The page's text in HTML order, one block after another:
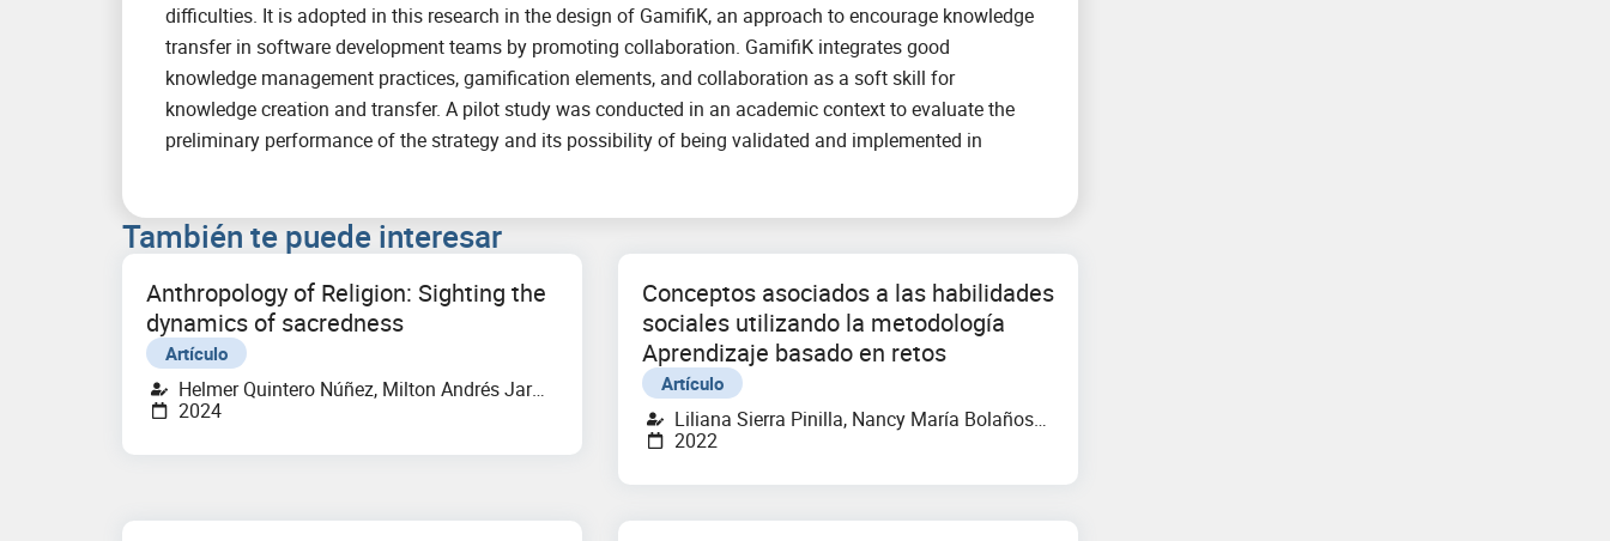
difficulties. It is adopted in this research in the design of GamifiK, an approach to encourage knowledge
transfer in software development teams by promoting collaboration. GamifiK integrates good
knowledge management practices, gamification elements, and collaboration as a soft skill for
knowledge creation and transfer. A pilot study was conducted in an academic context to evaluate the
preliminary performance of the strategy and its possibility of being validated and implemented in
También te puede interesar
Anthropology of Religion: Sighting the
dynamics of sacredness
Artículo
Helmer Quintero Núñez, Milton Andrés Jara
Ramírez, Hector Fabian Palacios Vanegas,
Carlos Hugo Blanco Linares
2024
Conceptos asociados a las habilidades
sociales utilizando la metodología
Aprendizaje basado en retos
Artículo
Liliana Sierra Pinilla, Nancy María Bolaños
Tegue, Edgardo Javier Ramos Caballero,
Ana Cristina Zúñiga Zapata
2022